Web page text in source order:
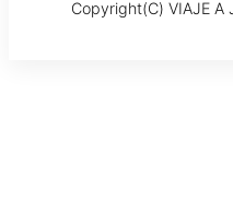
Copyright(C) VIAJE A